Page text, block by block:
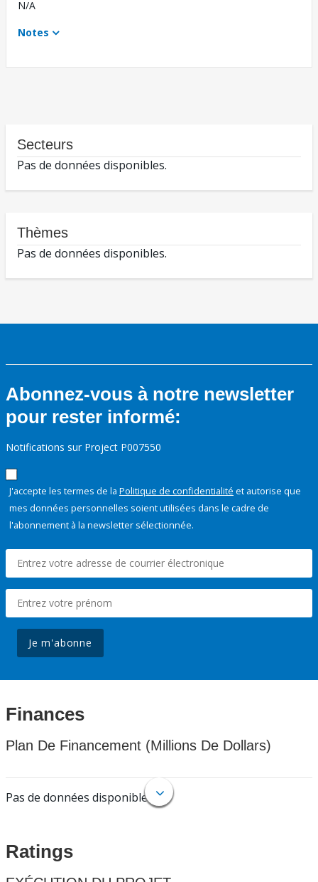
N/A
Notes
Secteurs
Pas de données disponibles.
Thèmes
Pas de données disponibles.
Abonnez-vous à notre newsletter
pour rester informé:
Notifications sur Project P007550
J'accepte les termes de la Politique de confidentialité et autorise que
mes données personnelles soient utilisées dans le cadre de
l'abonnement à la newsletter sélectionnée.
Je m'abonne
Finances
Plan De Financement (Millions De Dollars)
Pas de données disponibles.
Ratings